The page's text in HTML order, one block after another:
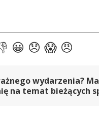
wydarzenia?
na temat bieżących